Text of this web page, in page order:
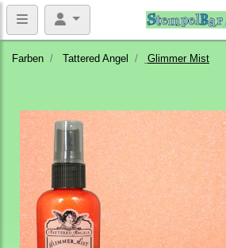
Farben Tattered Angel Glimmer Mist